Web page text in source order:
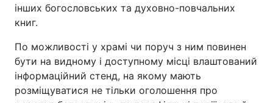
інших богословських та духовно-повчальних
книг.
По можливості у храмі чи поруч з ним повинен
бути на видному і доступному місці влаштований
інформаційний стенд, на якому мають
розміщуватися не тільки оголошення про